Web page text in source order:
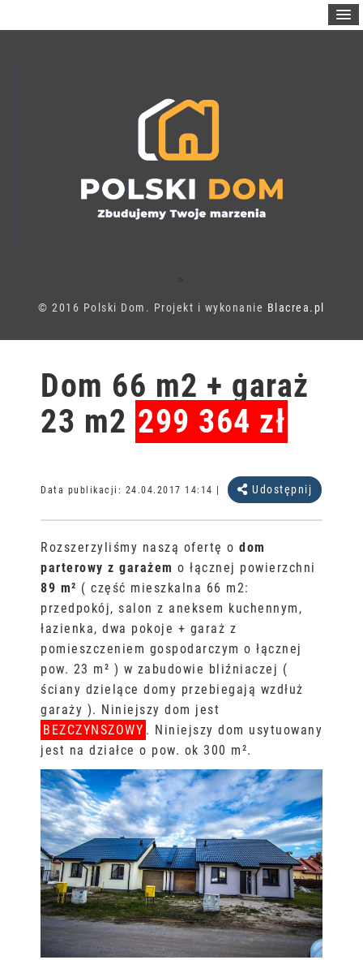
© 2016 Polski Dom. Projekt i wykonanie Blacrea.pl
Dom 66 m2 + garaż
23 m2 299 364 zł
Data publikacji: 24.04.2017 14:14 Udostępnij
Rozszerzyliśmy naszą ofertę o dom
parterowy z garażem o łącznej powierzchni
89 m² ( część mieszkalna 66 m2:
przedpokój, salon z aneksem kuchennym,
łazienka, dwa pokoje + garaż z
pomieszczeniem gospodarczym o łącznej
pow. 23 m² ) w zabudowie bliźniaczej (
ściany dzielące domy przebiegają wzdłuż
garaży ). Niniejszy dom jest
BEZCZYNSZOWY . Niniejszy dom usytuowany
jest na działce o pow. ok 300 m².